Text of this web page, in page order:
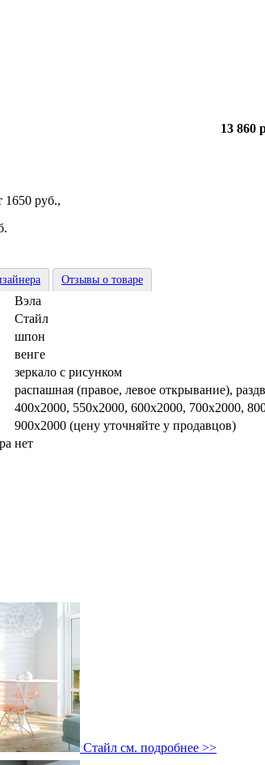
13 860
руб.,
Отзывы о товаре
Вэла
Стайл
шпон
венге
зеркало с рисунком
распашная (правое, левое открывание),
400х2000, 550х2000, 600х2000, 700х2000,
900х2000 (цену уточняйте у продавцов)
нет
Стайл см. подробнее >>